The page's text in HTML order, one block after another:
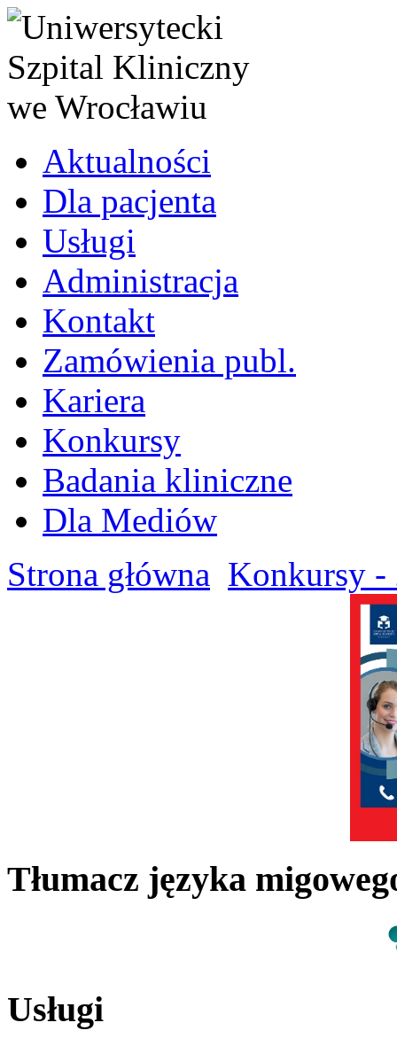
Aktualności
Dla pacjenta
Usługi
Administracja
Kontakt
Zamówienia publ.
Kariera
Konkursy
Badania kliniczne
Dla Mediów
Strona główna Konkursy -
Tłumacz języka
Usługi